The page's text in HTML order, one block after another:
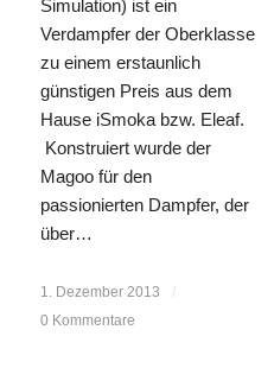
Simulation) ist ein
Verdampfer der Oberklasse
zu einem erstaunlich
günstigen Preis aus dem
Hause iSmoka bzw. Eleaf.
Konstruiert wurde der
Magoo für den
passionierten Dampfer, der
über…
1. Dezember 2013
/
0 Kommentare